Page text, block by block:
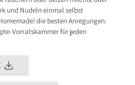
und Nudeln einmal selbst
die besten Anregungen.
Vorratskammer für jeden